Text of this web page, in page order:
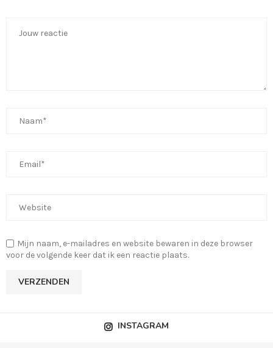
Mijn naam, e-mailadres en website bewaren in deze browser
voor de volgende keer dat ik een reactie plaats.
INSTAGRAM